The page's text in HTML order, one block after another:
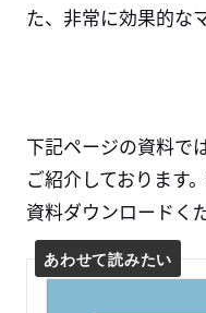
た、非常に効果的な
下記ページの資料で
ご紹介しております
資料ダウンロードく
あわせて読みたい